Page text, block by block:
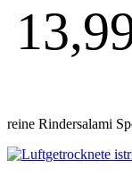
reine Rindersalami